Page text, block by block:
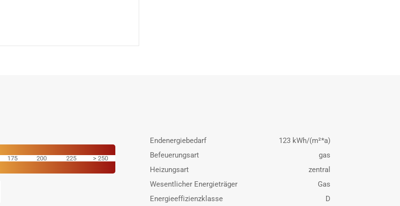
175 200 225 250
Endenergiebedarf
123 kWh/(m²*a)
Befeuerungsart
gas
Heizungsart
zentral
Wesentlicher Energieträger
Gas
Energieeffizienzklasse
D